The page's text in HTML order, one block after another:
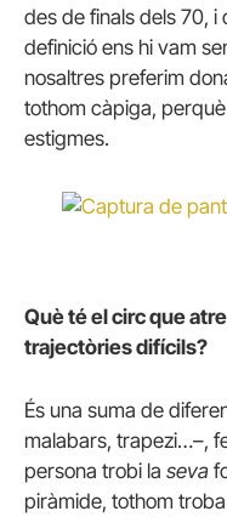
des de finals dels 70, i
definició ens hi vam
nosaltres preferim
tothom càpiga,
estigmes.
Què té el circ que
trajectòries difícils?
És una suma de
malabars, trapezi…–,
persona trobi la seva
piràmide, tothom